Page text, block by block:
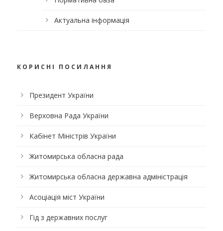
Актуальна інформація
КОРИСНІ ПОСИЛАННЯ
Президент України
Верховна Рада України
Кабінет Міністрів України
Житомирська обласна рада
Житомирська обласна державна адміністрація
Асоціація міст України
Гід з державних послуг